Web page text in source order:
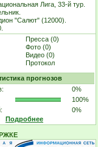
Лига, 33-й тур.
"Салют" (12000).
Пресса (0)
Фото (0)
Видео (0)
Протокол
прогнозов
0%
100%
0%
Подробнее